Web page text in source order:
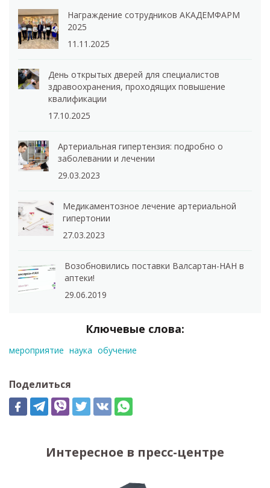
Награждение сотрудников АКАДЕМФАРМ
2025
11.11.2025
День открытых дверей для специалистов
здравоохранения, проходящих повышение
квалификации
17.10.2025
Артериальная гипертензия: подробно о
заболевании и лечении
29.03.2023
Медикаментозное лечение артериальной
гипертонии
27.03.2023
Возобновились поставки Валсартан-НАН в
аптеки!
29.06.2019
Ключевые слова:
мероприятие наука обучение
Поделиться
Интересное в пресс-центре